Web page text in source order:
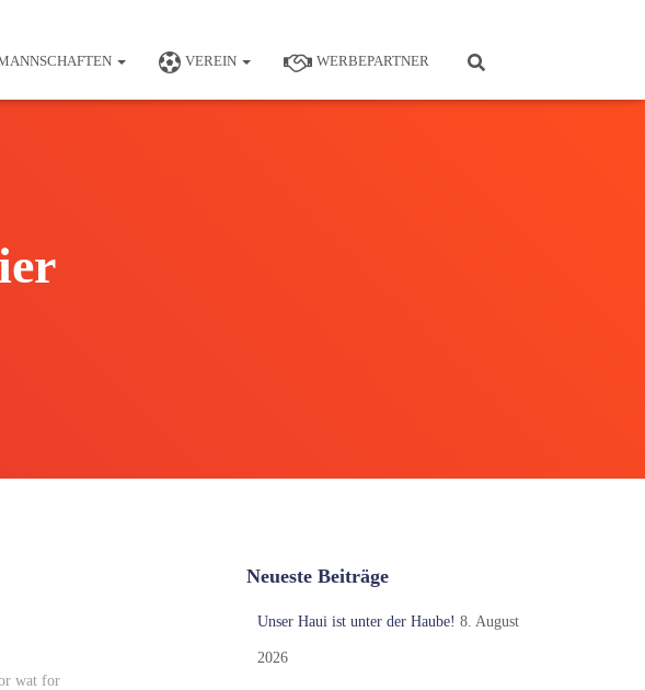
VEREIN WERBEPARTNER
wat for
Neueste Beiträge
Unser Haui ist unter der Haube! 8. August
2026